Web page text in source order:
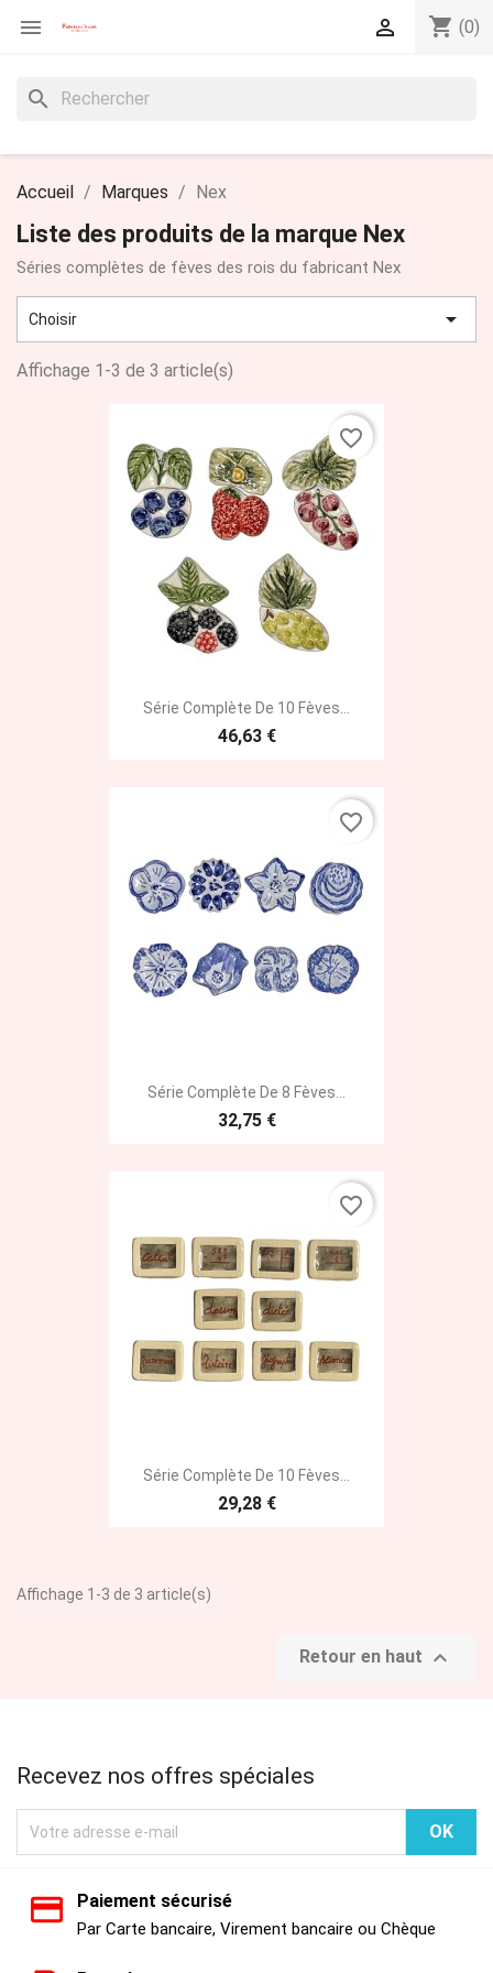
 shopping_cart (0)

search
Accueil Marques Nex
Liste des produits de la marque Nex
Séries complètes de fèves des rois du fabricant Nex
Choisir 
Affichage 1-3 de 3 article(s)
Série Complète De 10 Fèves...
46,63 €
favorite_border
Série Complète De 8 Fèves...
32,75 €
favorite_border
Série Complète De 10 Fèves...
29,28 €
favorite_border
Affichage 1-3 de 3 article(s)
Retour en haut 
Recevez nos offres spéciales
Paiement sécurisé
Par Carte bancaire, Virement bancaire ou Chèque